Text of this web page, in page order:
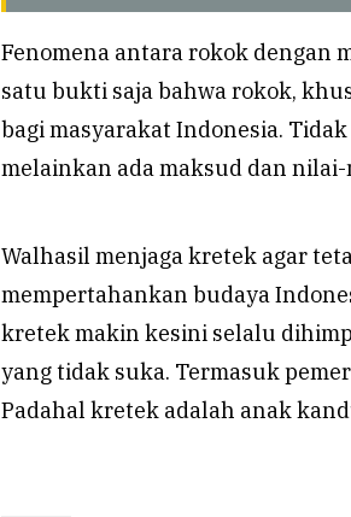
Fenomena antara rokok dengan
satu bukti saja bahwa rokok,
bagi masyarakat Indonesia.
melainkan ada maksud dan
Walhasil menjaga kretek agar
mempertahankan budaya
kretek makin kesini selalu
yang tidak suka. Termasuk
Padahal kretek adalah anak